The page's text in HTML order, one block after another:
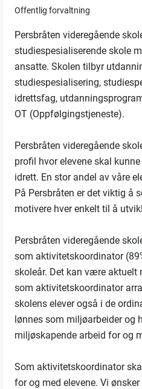
Offentlig forvaltning
Persbråten videregående
studiespesialiserende skole
ansatte. Skolen tilbyr
studiespesialisering,
idrettsfag,
OT (Oppfølgingstjeneste).
Persbråten videregående
profil hvor elevene skal
idrett. En stor andel av våre
På Persbråten er det viktig å
motivere hver enkelt til å
Persbråten videregående
som aktivitetskoordinator
skoleår. Det kan være aktuelt
som aktivitetskoordinator
skolens elever også i de
lønnes som miljøarbeider og
miljøskapende arbeid for og
Som aktivitetskoordinator
for og med elevene. Vi